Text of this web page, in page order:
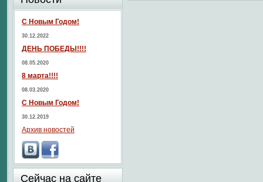
С Новым Годом!
30.12.2022
ДЕНЬ ПОБЕДЫ!!!!
08.05.2020
8 марта!!!!
08.03.2020
С Новым Годом!
30.12.2019
Архив новостей
Сейчас на сайте